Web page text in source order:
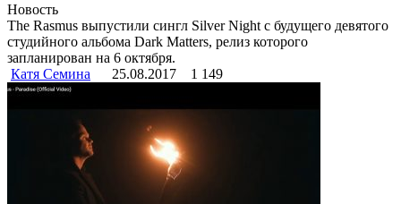
Новость
The Rasmus выпустили сингл Silver Night с будущего девятого
студийного альбома Dark Matters, релиз которого
запланирован на 6 октября.
Катя Семина
25.08.2017 1 149